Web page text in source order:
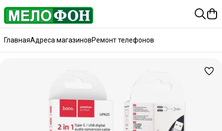
ГлавнаяАдреса магазиновРемонт телефонов